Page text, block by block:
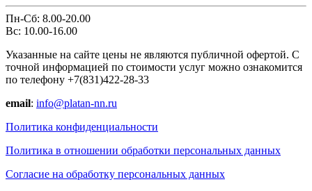
Пн-Сб: 8.00-20.00
Вс: 10.00-16.00
Указанные на сайте цены не являются публичной офертой. С
точной информацией по стоимости услуг можно ознакомится
по телефону +7(831)422-28-33
email: info@platan-nn.ru
Политика конфиденциальности
Политика в отношении обработки персональных данных
Cогласие на обработку персональных данных